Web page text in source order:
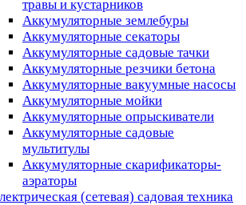
травы и кустарников
Аккумуляторные землебуры
Аккумуляторные секаторы
Аккумуляторные садовые тачки
Аккумуляторные резчики бетона
Аккумуляторные вакуумные насосы
Аккумуляторные мойки
Аккумуляторные опрыскиватели
Аккумуляторные садовые
мультитулы
Аккумуляторные скарификаторы-
аэраторы
(сетевая) садовая техника